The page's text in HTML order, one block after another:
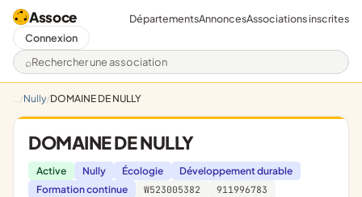
Assoce
Rechercher une association
DépartementsAnnoncesAssociations inscrites
Connexion
Nully DOMAINE DE NULLY
DOMAINE DE NULLY
Active Nully Écologie
Développement durable
Formation continue
W523005382
911996783